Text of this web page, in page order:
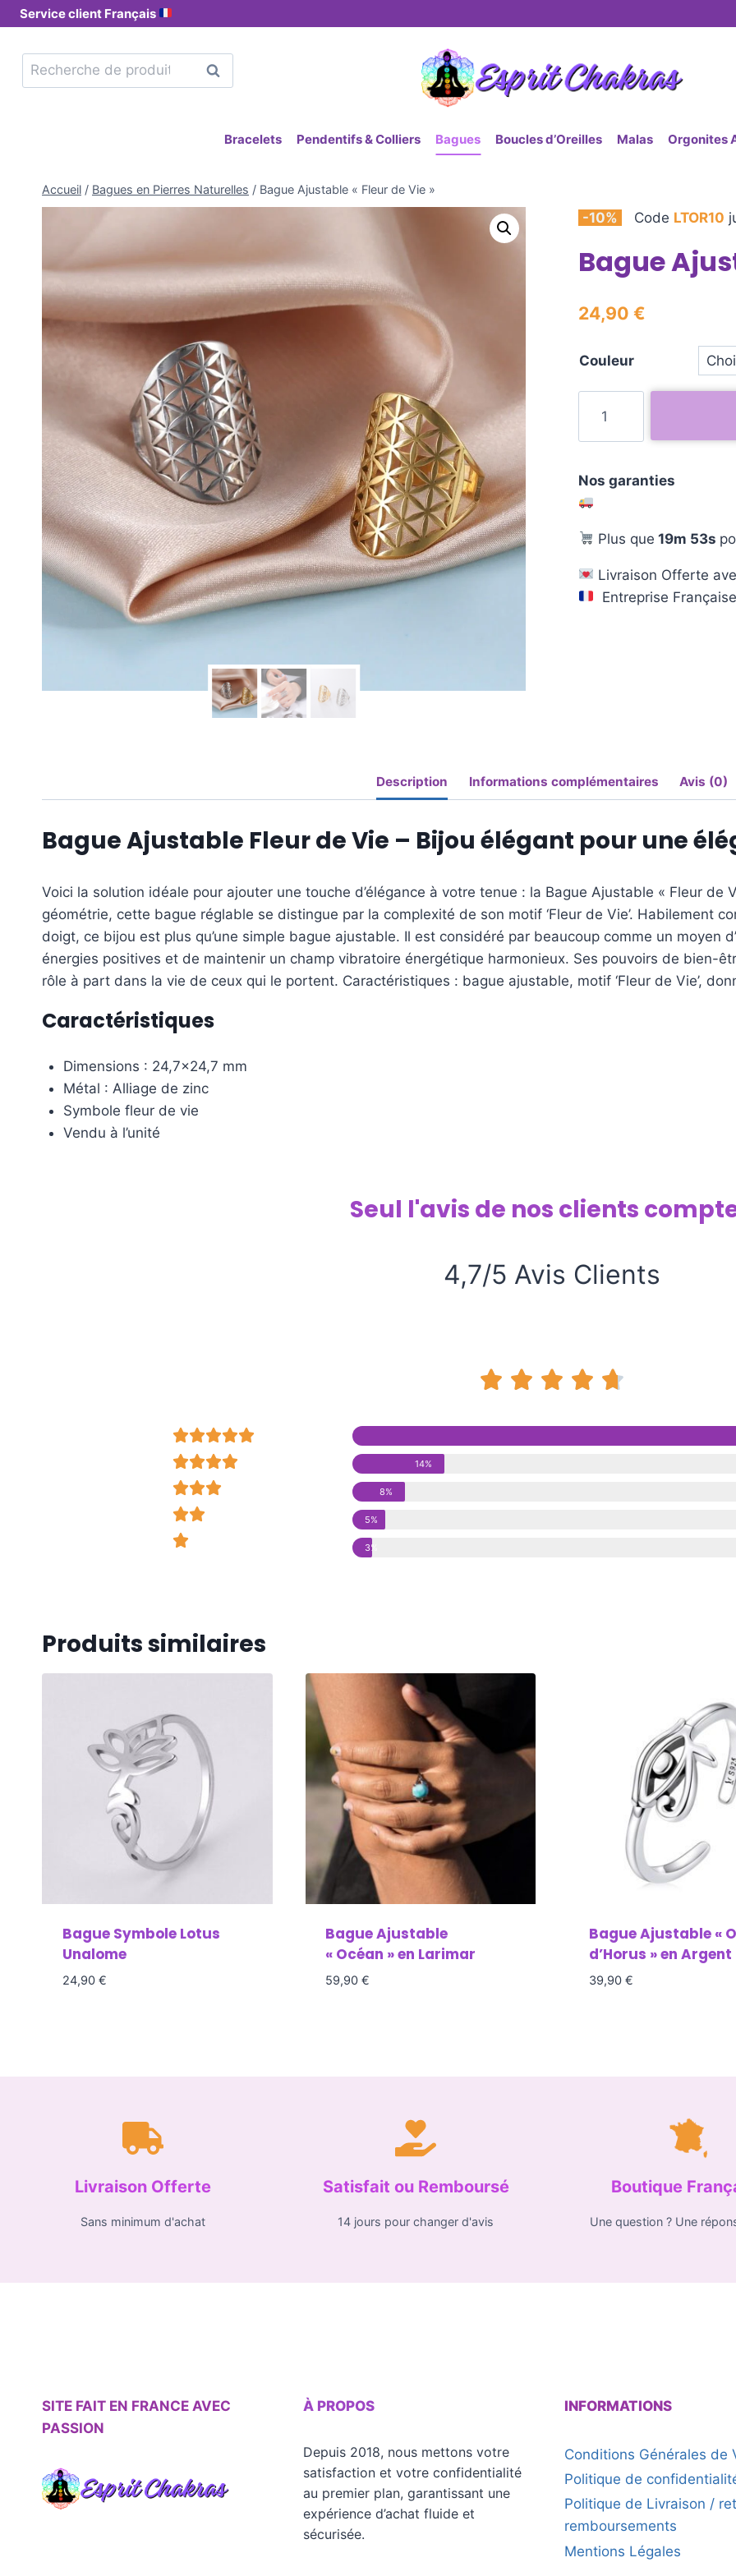
Service client Français
Recherche
Bracelets Pendentifs & Colliers Bagues Boucles d’Oreilles Malas Orgonites
Accueil / Bagues en Pierres Naturelles / Bague Ajustable « Fleur de Vie »
-10% Code LTOR10
Bague
24,90 €
Couleur
Nos garanties
Plus que 19m 52s
Livraison Offerte
Entreprise Française
Description Informations complémentaires Avis (0)
Bague Ajustable Fleur de Vie – Bijou élégant pour une
Voici la solution idéale pour ajouter une touche d’élégance à votre tenue : la Bague Ajustable « Fleur de
géométrie, cette bague réglable se distingue par la complexité de son motif ‘Fleur de Vie’. Habilement
doigt, ce bijou est plus qu’une simple bague ajustable. Il est considéré par beaucoup comme un moyen
énergies positives et de maintenir un champ vibratoire énergétique harmonieux. Ses pouvoirs de bien-
rôle à part dans la vie de ceux qui le portent. Caractéristiques : bague ajustable, motif ‘Fleur de Vie’,
Caractéristiques
Dimensions : 24,7×24,7 mm
Métal : Alliage de zinc
Symbole fleur de vie
Vendu à l’unité
Seul l'avis de nos clients
4,7/5 Avis Clients
    





14%
8%
5%
3%
Produits similaires
Bague Symbole Lotus
Unalome
24,90 €
Bague Ajustable
« Océan » en Larimar
59,90 €
Bague Ajustable «
d’Horus » en Argent
39,90 €
Livraison Offerte
Sans minimum d'achat
Satisfait ou Remboursé
14 jours pour changer d'avis
Boutique
Une question ? Une
SITE FAIT EN FRANCE AVEC
PASSION
À PROPOS
Depuis 2018, nous mettons votre
satisfaction et votre confidentialité
au premier plan, garantissant une
expérience d’achat fluide et
sécurisée.
INFORMATIONS
Conditions Générales de
Politique de
Politique de Livraison /
remboursements
Mentions Légales